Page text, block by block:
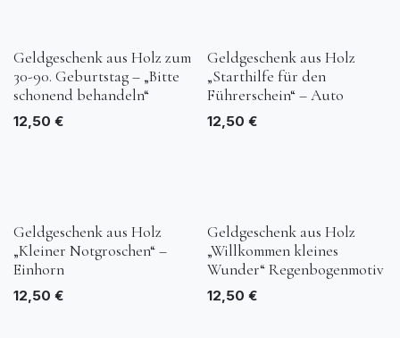
Geldgeschenk aus Holz zum
30-90. Geburtstag – „Bitte
schonend behandeln“
12,50 €
Geldgeschenk aus Holz
„Starthilfe für den
Führerschein“ – Auto
12,50 €
Geldgeschenk aus Holz
„Kleiner Notgroschen“ –
Einhorn
12,50 €
Geldgeschenk aus Holz
„Willkommen kleines
Wunder“ Regenbogenmotiv
12,50 €